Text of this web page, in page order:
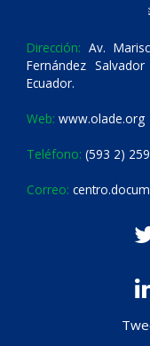
Dirección: Av.
Fernández
Ecuador.
Web: www.olade.org
Teléfono: (593 2)
Correo: